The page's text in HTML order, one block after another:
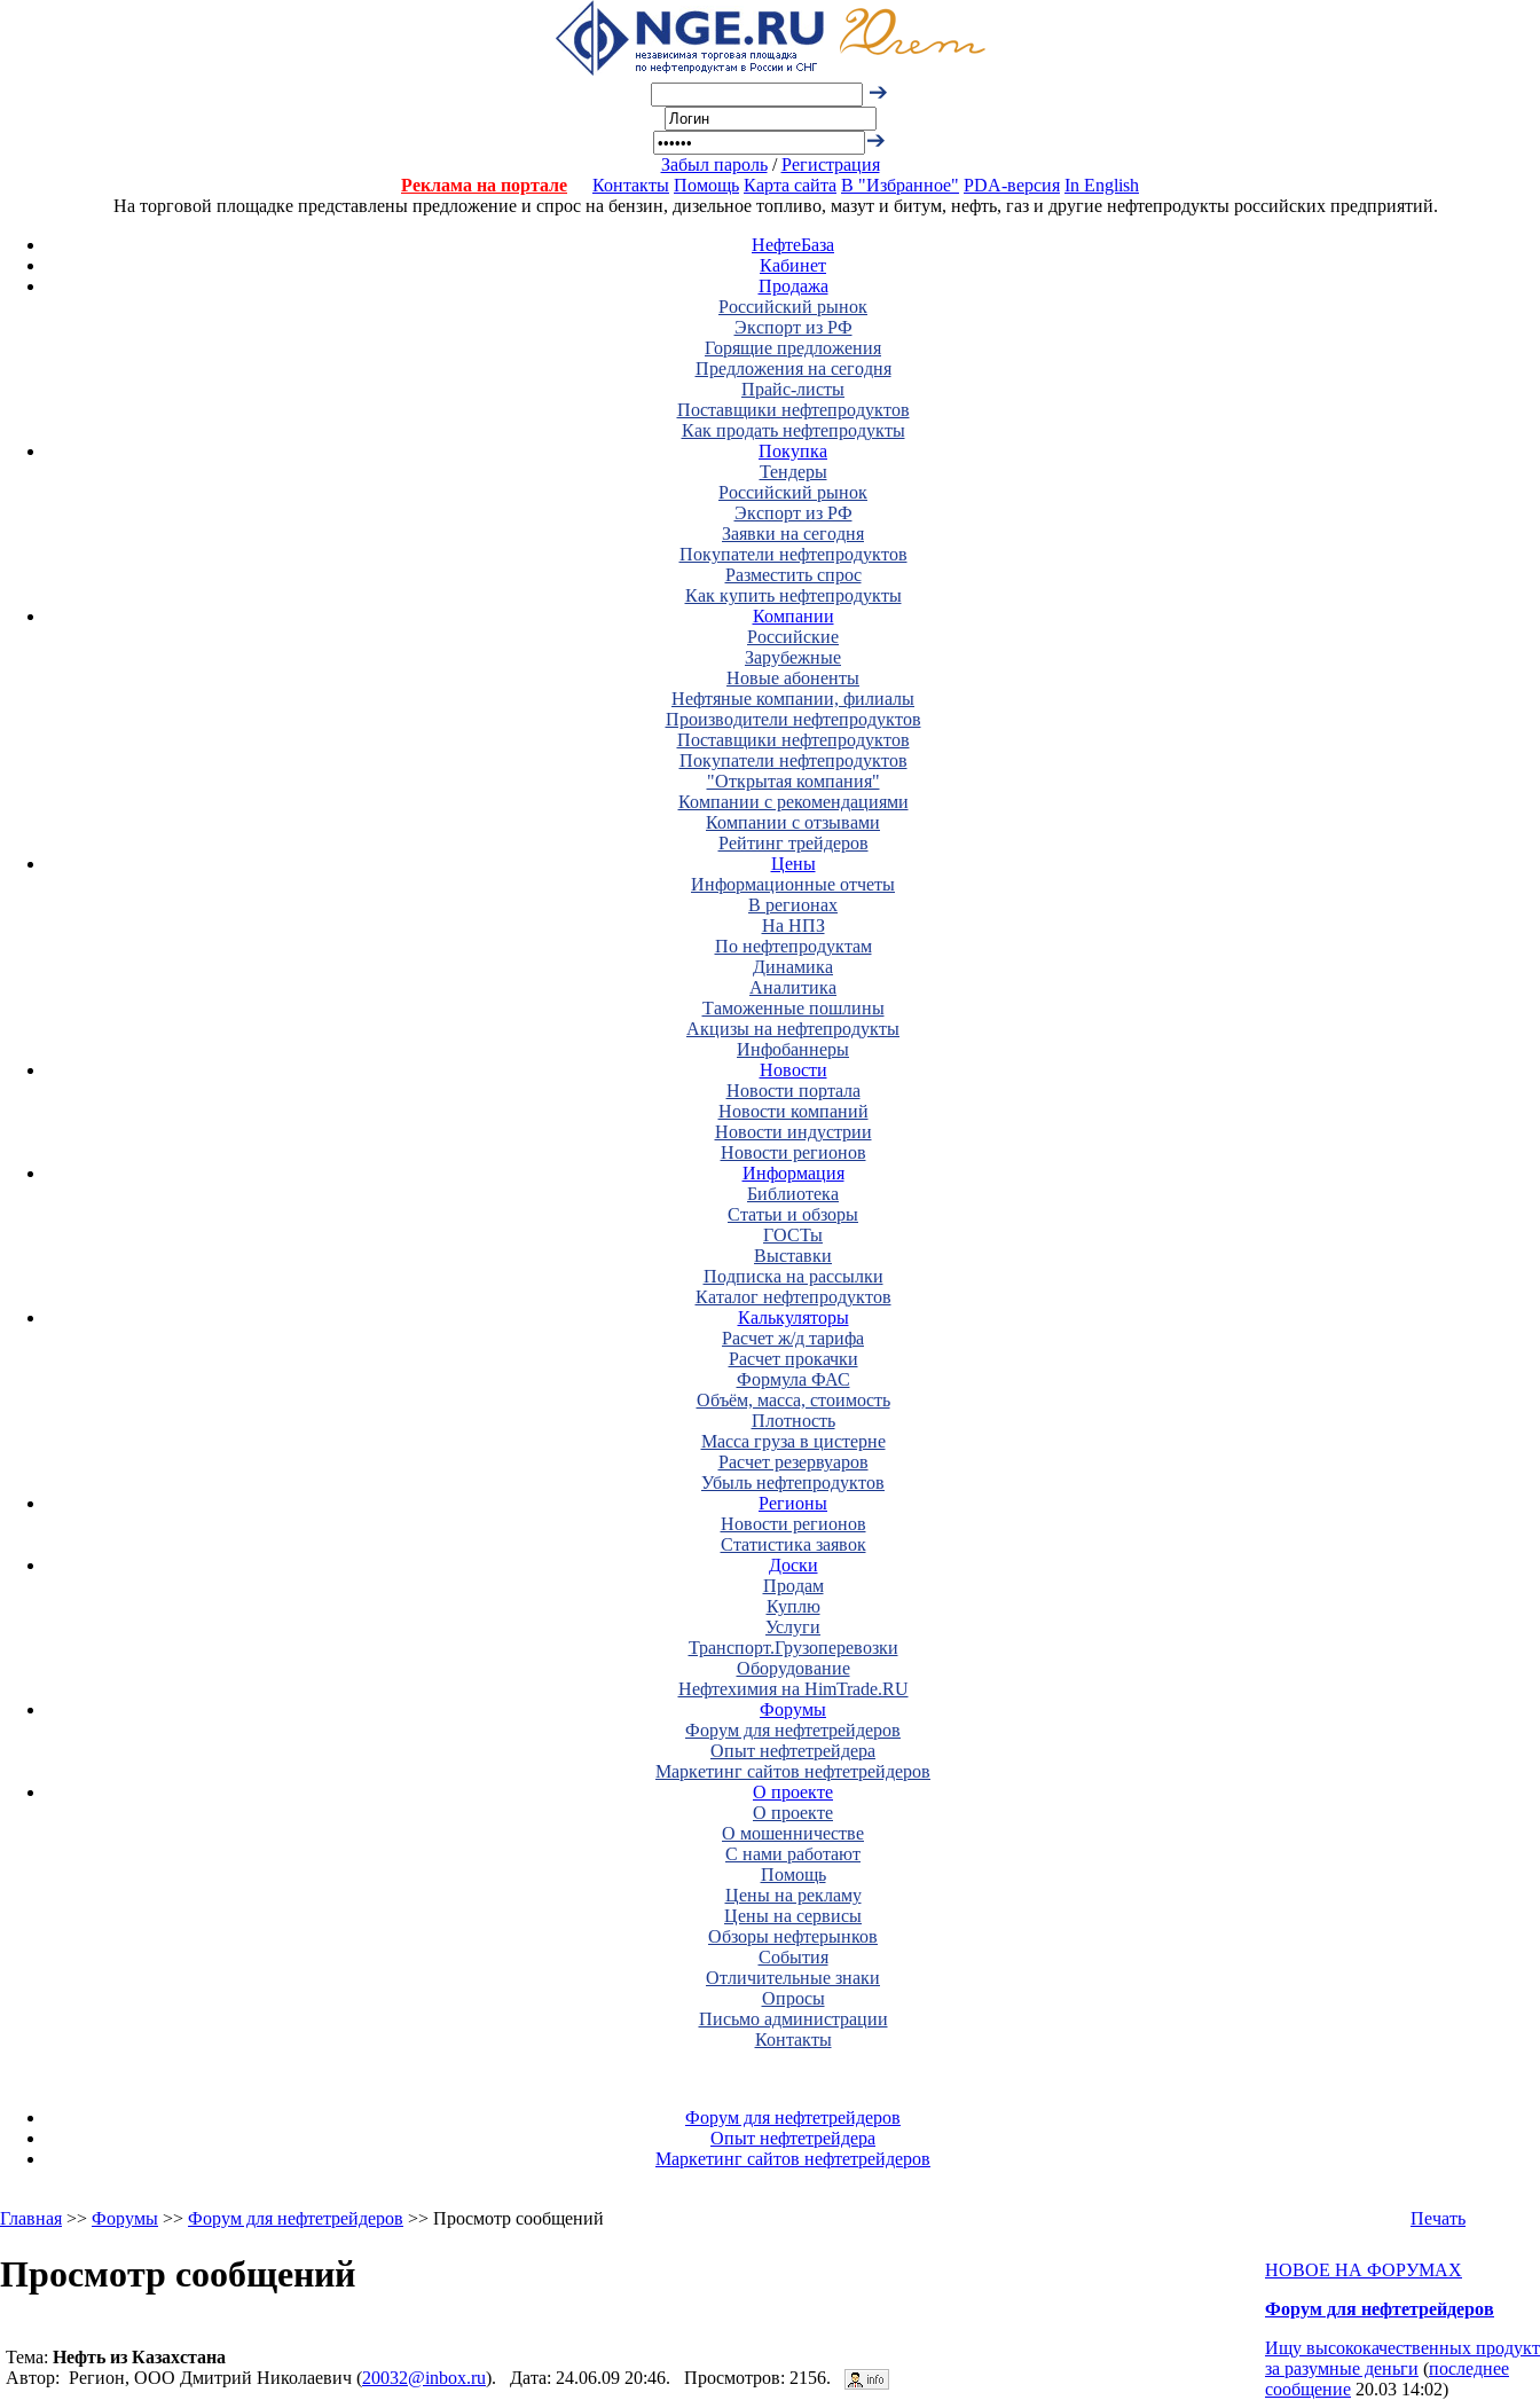
Забыл пароль/Регистрация
Реклама на портале
Контакты Помощь Карта сайта В "Избранное" PDA-версия In English
На торговой площадке представлены предложение и спрос на бензин, дизельное топливо, мазут и битум, нефть, газ и другие нефтепродукты российских предприятий.
НефтеБаза
Кабинет
Продажа
Российский рынок
Экспорт из РФ
Горящие предложения
Предложения на сегодня
Прайс-листы
Поставщики нефтепродуктов
Как продать нефтепродукты
Покупка
Тендеры
Российский рынок
Экспорт из РФ
Заявки на сегодня
Покупатели нефтепродуктов
Разместить спрос
Как купить нефтепродукты
Компании
Российские
Зарубежные
Новые абоненты
Нефтяные компании, филиалы
Производители нефтепродуктов
Поставщики нефтепродуктов
Покупатели нефтепродуктов
"Открытая компания"
Компании с рекомендациями
Компании с отзывами
Рейтинг трейдеров
Цены
Информационные отчеты
В регионах
На НПЗ
По нефтепродуктам
Динамика
Аналитика
Таможенные пошлины
Акцизы на нефтепродукты
Инфобаннеры
Новости
Новости портала
Новости компаний
Новости индустрии
Новости регионов
Информация
Библиотека
Статьи и обзоры
ГОСТы
Выставки
Подписка на рассылки
Каталог нефтепродуктов
Калькуляторы
Расчет ж/д тарифа
Расчет прокачки
Формула ФАС
Объём, масса, стоимость
Плотность
Масса груза в цистерне
Расчет резервуаров
Убыль нефтепродуктов
Регионы
Новости регионов
Статистика заявок
Доски
Продам
Куплю
Услуги
Транспорт.Грузоперевозки
Оборудование
Нефтехимия на HimTrade.RU
Форумы
Форум для нефтетрейдеров
Опыт нефтетрейдера
Маркетинг сайтов нефтетрейдеров
О проекте
О проекте
О мошенничестве
С нами работают
Помощь
Цены на рекламу
Цены на сервисы
Обзоры нефтерынков
События
Отличительные знаки
Опросы
Письмо администрации
Контакты
Форум для нефтетрейдеров
Опыт нефтетрейдера
Маркетинг сайтов нефтетрейдеров
Главная >> Форумы >> Форум для нефтетрейдеров >> Просмотр сообщений Печать
Просмотр сообщений
Тема: Нефть из Казахстана
Автор: Регион, ООО Дмитрий Николаевич (20032@inbox.ru). Дата: 24.06.09 20:46. Просмотров: 2156.
НОВОЕ НА ФОРУМАХ
Форум для нефтетрейдеров
Ищу высококачественных продукт
за разумные деньги (последнее
сообщение 20.03 14:02)